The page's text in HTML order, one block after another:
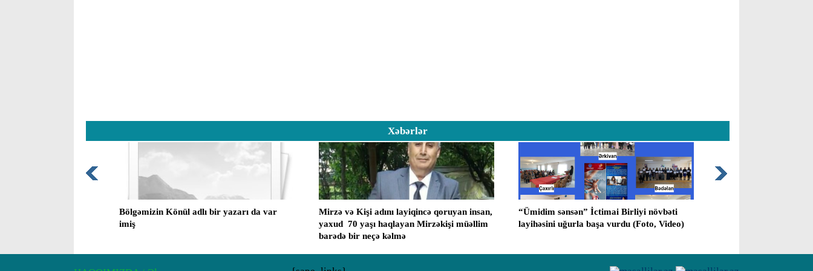
Xəbərlər
Bölgəmizin Könül adlı bir yazarı da var
imiş
Mirzə və Kişi adını layiqincə qoruyan insan,
yaxud ​ 70 yaşı haqlayan Mirzəkişi müəllim
barədə bir neçə kəlmə
“Ümidim sənsən” İctimai Birliyi növbəti
layihəsini uğurla başa vurdu (Foto, Video)